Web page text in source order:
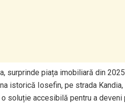
surprinde piața imobiliară din
istorică Iosefin, pe strada
soluție accesibilă pentru a deveni